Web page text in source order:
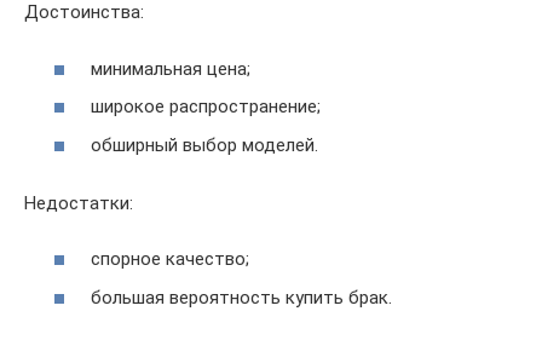
Достоинства:
минимальная цена;
широкое распространение;
обширный выбор моделей.
Недостатки:
спорное качество;
большая вероятность купить брак.